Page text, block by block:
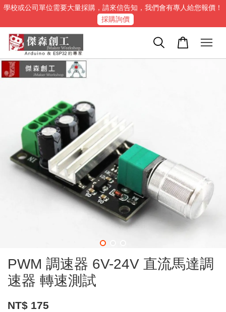
學校或公司單位需要大量採購，請來信告知，我們會有專人給您報價！
採購詢價
PWM 調速器 6V-24V 直流馬達調
速器 轉速測試
NT$ 175